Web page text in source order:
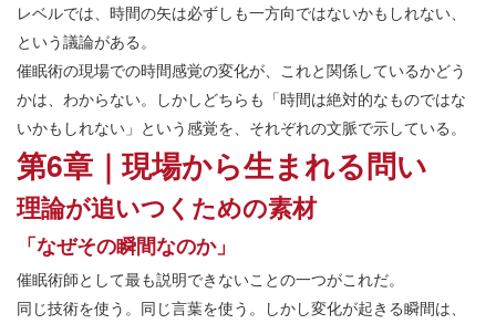
レベルでは、時間の矢は必ずしも一方向ではないかもしれない、
という議論がある。
催眠術の現場での時間感覚の変化が、これと関係しているかどう
かは、わからない。しかしどちらも「時間は絶対的なものではな
いかもしれない」という感覚を、それぞれの文脈で示している。
第6章｜現場から生まれる問い
理論が追いつくための素材
「なぜその瞬間なのか」
催眠術師として最も説明できないことの一つがこれだ。
同じ技術を使う。同じ言葉を使う。しかし変化が起きる瞬間は、